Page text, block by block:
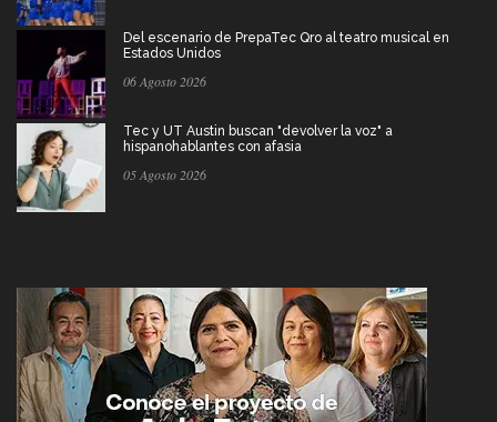
Del escenario de PrepaTec Qro al teatro musical en
Estados Unidos
06 Agosto 2026
Tec y UT Austin buscan "devolver la voz" a
hispanohablantes con afasia
05 Agosto 2026